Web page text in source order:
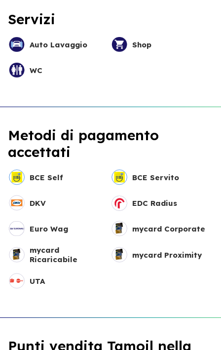
Servizi
Auto Lavaggio Shop
WC
Metodi di pagamento
accettati
BCE Self BCE Servito
DKV EDC Radius
Euro Wag mycard Corporate
mycard
Ricaricabile
mycard Proximity
UTA
Punti vendita Tamoil nella